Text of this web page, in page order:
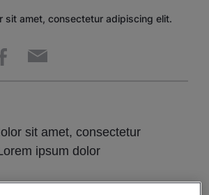
sit amet, consectetur adipiscing elit.
sit amet, consectetur
ipsum dolor